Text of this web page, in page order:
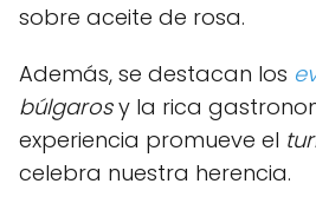
sobre aceite de rosa.
Además, se destacan los
búlgarosy la rica
experiencia promueve el
celebra nuestra herencia.